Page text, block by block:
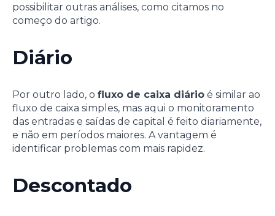
possibilitar outras análises, como citamos no
começo do artigo.
Diário
Por outro lado, o fluxo de caixa diário é similar ao
fluxo de caixa simples, mas aqui o monitoramento
das entradas e saídas de capital é feito diariamente,
e não em períodos maiores. A vantagem é
identificar problemas com mais rapidez.
Descontado